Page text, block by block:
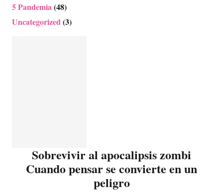
5 Pandemia(48)
Uncategorized(3)
Sobrevivir al apocalipsis zombi
Cuando pensar se convierte en un
peligro